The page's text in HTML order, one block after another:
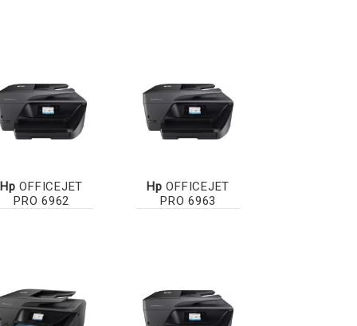
Hp OFFICEJET
PRO 6962
Hp OFFICEJET
PRO 6963